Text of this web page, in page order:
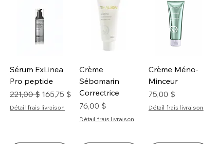
Sérum ExLinea
Pro peptide
Prix original
221,00 $ Prix promotionnel
165,75 $
Détail frais livraison
Crème
Sébomarin
Correctrice
Prix
76,00 $
Détail frais livraison
Crème Méno-
Minceur
Prix
75,00 $
Détail frais livraison